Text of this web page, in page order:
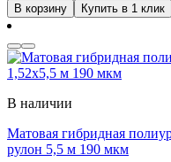
В корзину Купить в 1 клик
В наличии
Матовая гибридная
рулон 5,5 м 190 мкм